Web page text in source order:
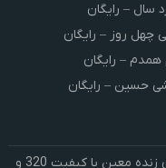
سال – رایگان
چهل روز – رایگان
همدم – رایگان
حسین – رایگان
کنسرت صوتی معین لایو | آرشیو کامل اجرای زنده معین با کیفیت 320 و